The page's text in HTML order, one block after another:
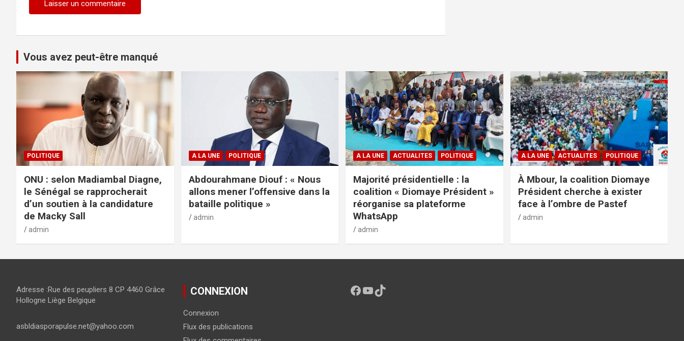
Vous avez peut-être manqué
POLITIQUE
ONU : selon Madiambal Diagne,
le Sénégal se rapprocherait
d’un soutien à la candidature
de Macky Sall
admin
A LA UNE POLITIQUE
Abdourahmane Diouf : « Nous
allons mener l’offensive dans la
bataille politique »
admin
A LA UNE ACTUALITES POLITIQUE
Majorité présidentielle : la
coalition « Diomaye Président »
réorganise sa plateforme
WhatsApp
admin
A LA UNE ACTUALITES POLITIQUE
À Mbour, la coalition Diomaye
Président cherche à exister
face à l’ombre de Pastef
admin
Adresse :Rue des peupliers 8 CP 4460 Grâce
Hollogne Liège Belgique
asbldiasporapulse.net@yahoo.com
CONNEXION
Connexion
Flux des publications